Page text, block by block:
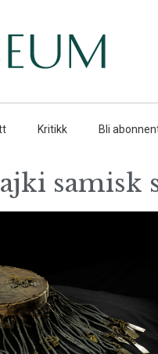
Kritikk Bli
samisk